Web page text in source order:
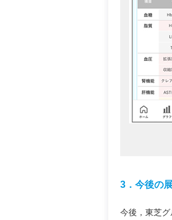
3．今後の
今後，東芝